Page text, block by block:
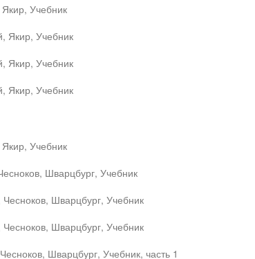
Учебник
Якир, Учебник
Якир, Учебник
Якир, Учебник
Учебник
Шварцбург, Учебник
Шварцбург, Учебник
Шварцбург, Учебник
Шварцбург, Учебник, часть 1